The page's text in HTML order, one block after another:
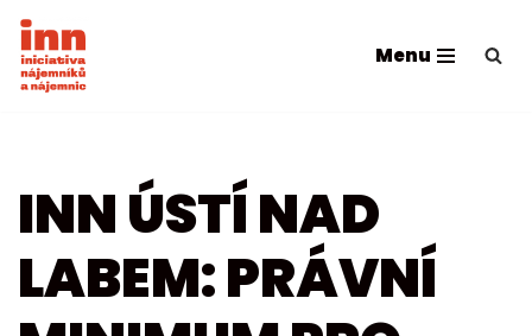
Přeskočit
na
Menu
INN ÚSTÍ NAD
LABEM: PRÁVNÍ